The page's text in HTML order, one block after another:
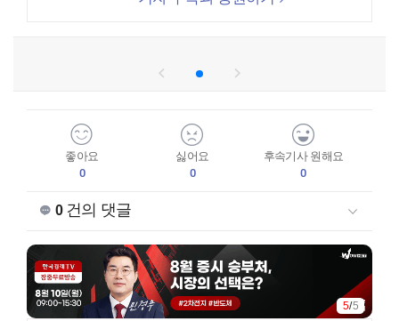
좋아요
0
싫어요
0
후속기사 원해요
0
0건의 댓글
1/5